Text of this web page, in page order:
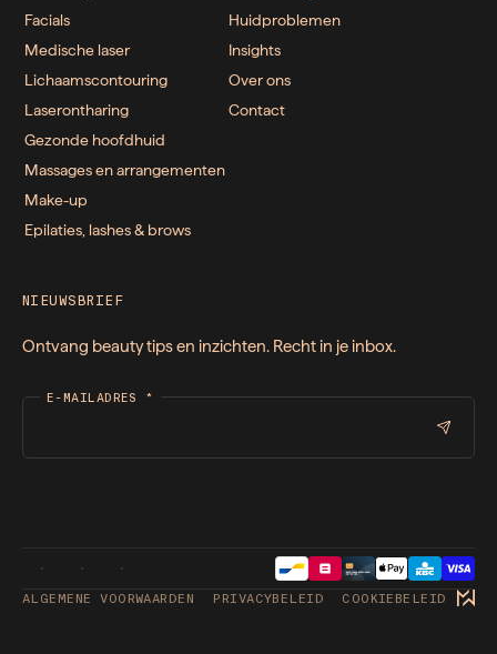
Facials
Medische laser
Lichaamscontouring
Laserontharing
Gezonde hoofdhuid
Massages en arrangementen
Make-up
Epilaties, lashes & brows
Huidproblemen
Insights
Over ons
Contact
NIEUWSBRIEF
Ontvang beauty tips en inzichten. Recht in je inbox.
E-MAILADRES *
ALGEMENE VOORWAARDEN PRIVACYBELEID COOKIEBELEID